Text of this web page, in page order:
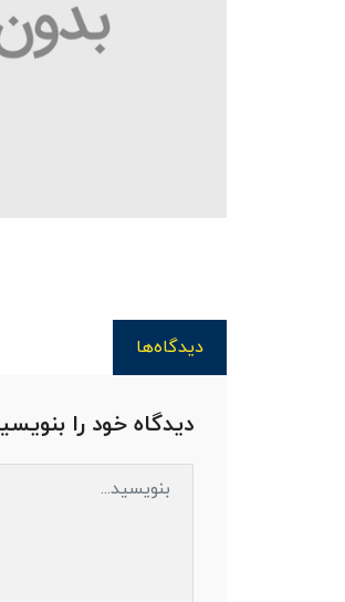
دیدگاه‌ها
دیدگاه خود را